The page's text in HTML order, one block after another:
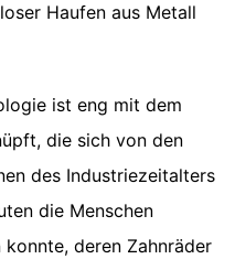
Haufen aus Metall
ist eng mit dem
die sich von den
des Industriezeitalters
die Menschen
konnte, deren Zahnräder